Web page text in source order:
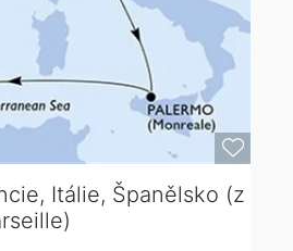
Itálie, Španělsko (z